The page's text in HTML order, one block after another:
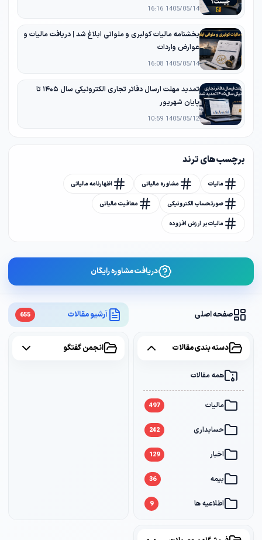
صفحه اصلی آرشیو مقالات 655
دسته بندی مقالات
همه مقالات
مالیات 497
حسابداری 242
اخبار 129
بیمه 36
اطلاعیه ها 9
انجمن گفتگو
1405/05/14 16:16
بخشنامه مالیات کولبری و ملوانی ابلاغ شد | دریافت مالیات و
عوارض واردات
1405/05/14 16:08
تمدید مهلت ارسال دفاتر تجاری الکترونیکی سال ۱۴۰۵ تا
پایان شهریور
1405/05/12 10:59
برچسب های ترند
مالیات مشاوره مالیاتی اظهارنامه مالیاتی
صورتحساب الکترونیکی معافیت مالیاتی
مالیات بر ارزش افزوده
دریافت مشاوره رایگان